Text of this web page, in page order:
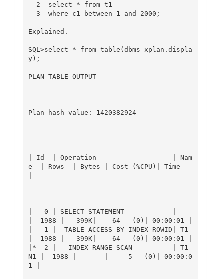
Explained.
SQL>select * from table(dbms_xplan.displa
y);
PLAN_TABLE_OUTPUT
-----------------------------------------
-----------------------------------------
--------------------------------------
Plan hash value: 1420382924
-----------------------------------------
-----------------------------------------
---
| Id  | Operation                   | Nam
e  | Rows  | Bytes | Cost (%CPU)| Time
-----------------------------------------
-----------------------------------------
---
|   0 | SELECT STATEMENT            |
|  1988 |   399K|    64   (0)| 00:00:01 |
|   1 |  TABLE ACCESS BY INDEX ROWID| T1
|  1988 |   399K|    64   (0)| 00:00:01 |
|*  2 |   INDEX RANGE SCAN          | T1_
N1 |  1988 |       |     5   (0)| 00:00:0
1 |
-----------------------------------------